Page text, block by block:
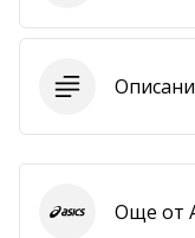
ASICSОще от